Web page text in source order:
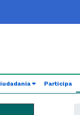
Participa